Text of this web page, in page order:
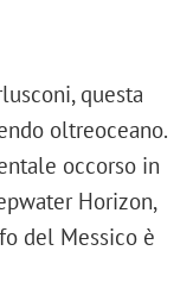
questa
oltreoceano.
occorso in
Horizon,
del Messico è